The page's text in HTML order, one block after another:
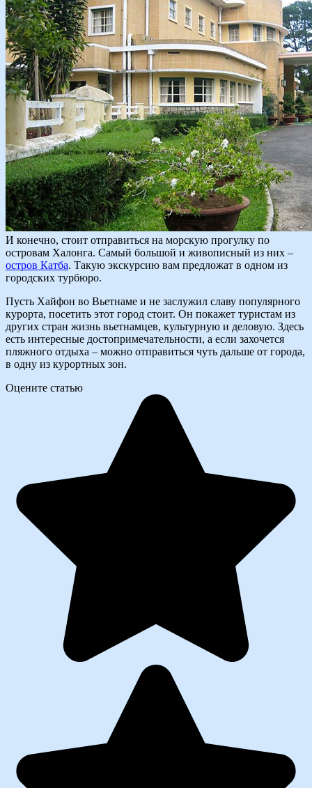
И конечно, стоит отправиться на морскую прогулку по
островам Халонга. Самый большой и живописный из них –
остров Катба. Такую экскурсию вам предложат в одном из
городских турбюро.
Пусть Хайфон во Вьетнаме и не заслужил славу популярного
курорта, посетить этот город стоит. Он покажет туристам из
других стран жизнь вьетнамцев, культурную и деловую. Здесь
есть интересные достопримечательности, а если захочется
пляжного отдыха – можно отправиться чуть дальше от города,
в одну из курортных зон.
Оцените статью